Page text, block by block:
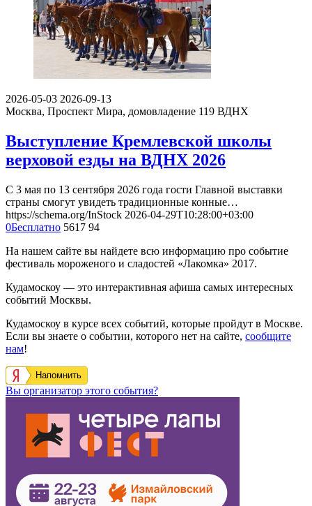
2026-05-03 2026-09-13
Москва, Проспект Мира, домовладение 119 ВДНХ
Выступление Кремлевской школы
верховой езды на ВДНХ 2026
С 3 мая по 13 сентября 2026 года гости Главной выставки
страны смогут увидеть традиционные конные…
https://schema.org/InStock 2026-04-29T10:28:00+03:00
0Бесплатно 5617 94
На нашем сайте вы найдете всю информацию про событие
фестиваль мороженого и сладостей «Лакомка» 2017.
Кудамоскоу — это интерактивная афиша самых интересных
событий Москвы.
Кудамоскоу в курсе всех событий, которые пройдут в Москве.
Если вы знаете о событии, которого нет на сайте, сообщите
нам!
Напомнить
Вы организатор этого события?